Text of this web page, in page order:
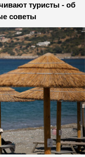
туристы - об
советы